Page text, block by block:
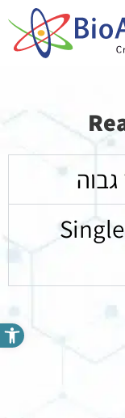
פתח סרגל נגישות